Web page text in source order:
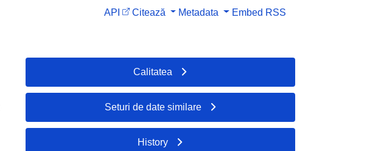
API Citează Metadata Embed RSS
Calitatea
Seturi de date similare
History